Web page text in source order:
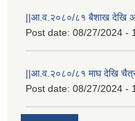
||आ.व.२०८०/८१ बैशाख देखि
Post date: 08/27/2024 -
||आ.व.२०८०/८१ माघ देखि
Post date: 08/27/2024 -